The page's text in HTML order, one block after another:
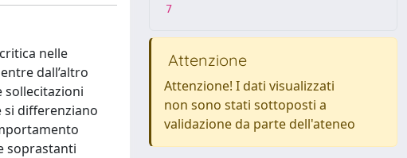
nelle
dall’altro
sollecitazioni
differenziano
soprastanti
7
Attenzione
Attenzione! I dati visualizzati
non sono stati sottoposti a
validazione da parte dell'ateneo